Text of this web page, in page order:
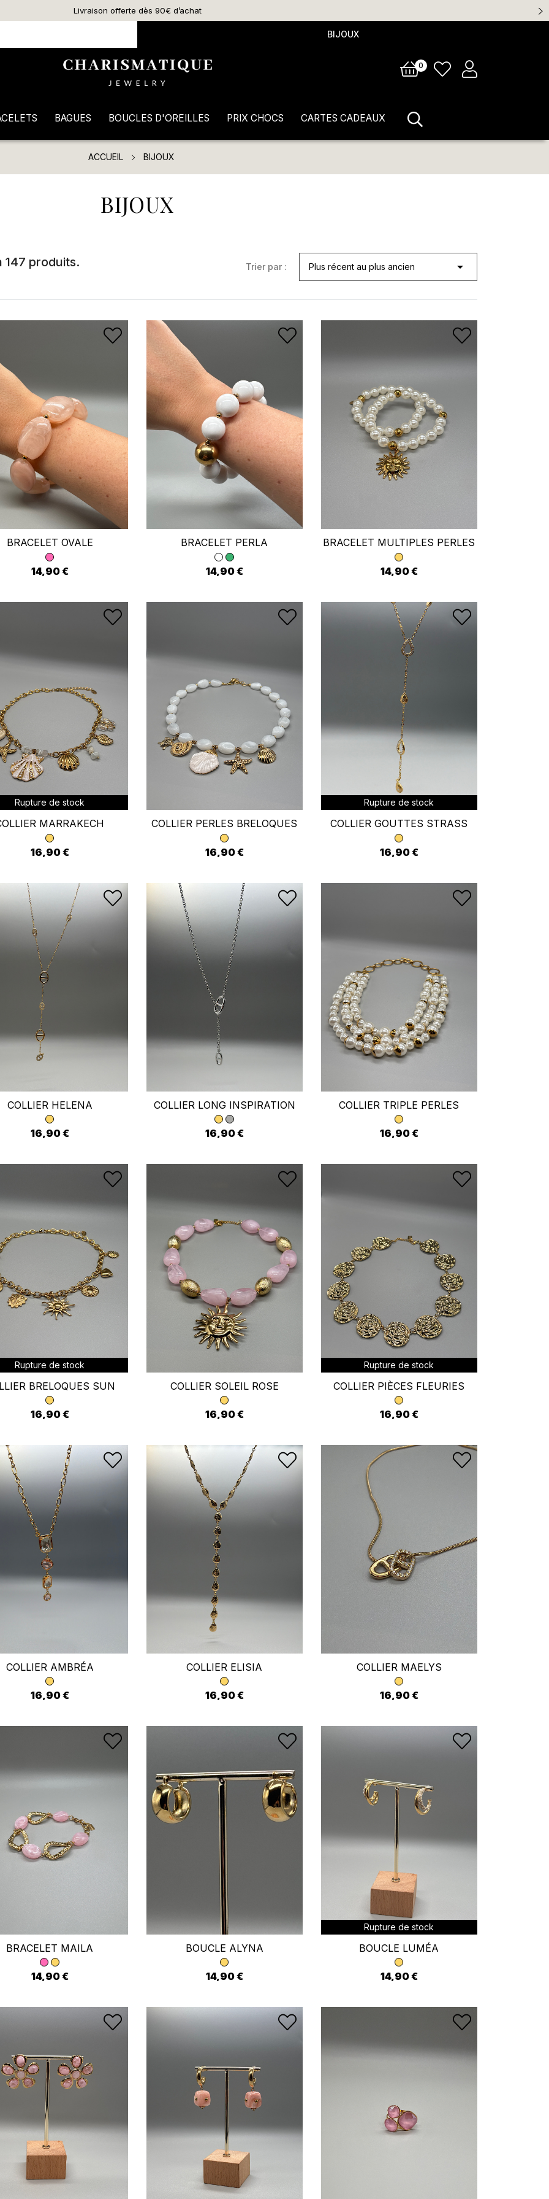
Livraison offerte dès 90€ d’achat
BIJOUX
0
BAGUES BOUCLES D'OREILLES PRIX CHOCS CARTES CADEAUX
ACCUEIL BIJOUX
BIJOUX
147 produits. Trier par : Plus récent au plus ancien 
BRACELET OVALE
14,90 €
BRACELET PERLA
14,90 €
BRACELET MULTIPLES PERLES
14,90 €
Rupture de stock
MARRAKECH
16,90 €
COLLIER PERLES BRELOQUES
16,90 €
Rupture de stock
COLLIER GOUTTES STRASS
16,90 €
COLLIER HELENA
16,90 €
COLLIER LONG INSPIRATION
16,90 €
COLLIER TRIPLE PERLES
16,90 €
Rupture de stock
BRELOQUES SUN
16,90 €
COLLIER SOLEIL ROSE
16,90 €
Rupture de stock
COLLIER PIÈCES FLEURIES
16,90 €
COLLIER AMBRÉA
16,90 €
COLLIER ELISIA
16,90 €
COLLIER MAELYS
16,90 €
BRACELET MAILA
14,90 €
BOUCLE ALYNA
14,90 €
Rupture de stock
BOUCLE LUMÉA
14,90 €
devez être connecté pour enregistrer des produits dans votre liste